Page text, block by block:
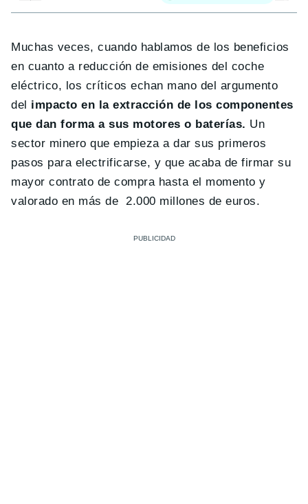
Muchas veces, cuando hablamos de los beneficios
en cuanto a reducción de emisiones del coche
eléctrico, los críticos echan mano del argumento
del impacto en la extracción de los componentes
que dan forma a sus motores o baterías. Un
sector minero que empieza a dar sus primeros
pasos para electrificarse, y que acaba de firmar su
mayor contrato de compra hasta el momento y
valorado en más de 2.000 millones de euros.